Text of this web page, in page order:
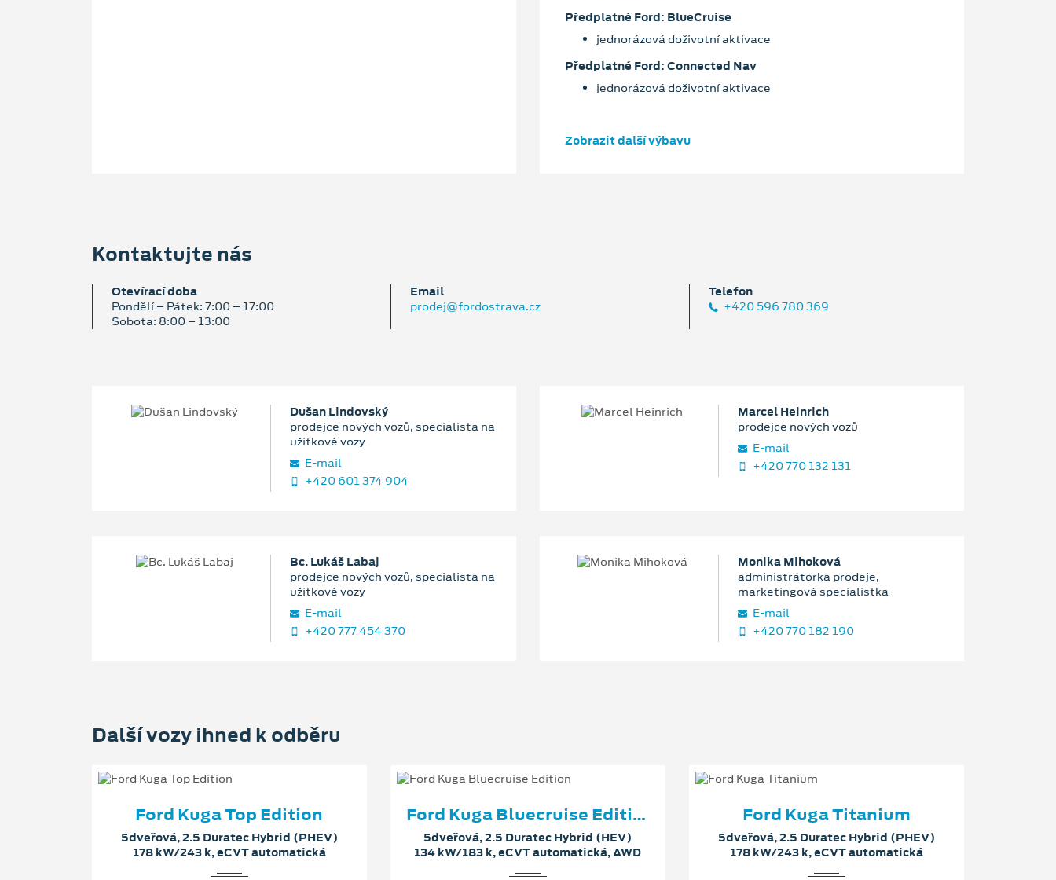
Předplatné Ford: BlueCruise
jednorázová doživotní aktivace
Předplatné Ford: Connected Nav
jednorázová doživotní aktivace
Zobrazit další výbavu
Kontaktujte nás
Otevírací doba
Pondělí – Pátek: 7:00 – 17:00
Sobota: 8:00 – 13:00
Email
prodej@fordostrava.cz
Telefon
+420 596 780 369
Dušan Lindovský
prodejce nových vozů, specialista na
užitkové vozy
E‑mail
+420 601 374 904
Marcel Heinrich
prodejce nových vozů
E‑mail
+420 770 132 131
Bc. Lukáš Labaj
prodejce nových vozů, specialista na
užitkové vozy
E‑mail
+420 777 454 370
Monika Mihoková
administrátorka prodeje,
marketingová specialistka
E‑mail
+420 770 182 190
Další vozy ihned k odběru
Ford Kuga Top Edition
5dveřová, 2.5 Duratec Hybrid (PHEV)
178 kW/243 k, eCVT automatická
Ford Kuga Bluecruise Edition
5dveřová, 2.5 Duratec Hybrid (HEV)
134 kW/183 k, eCVT automatická, AWD
Ford Kuga Titanium
5dveřová, 2.5 Duratec Hybrid (PHEV)
178 kW/243 k, eCVT automatická